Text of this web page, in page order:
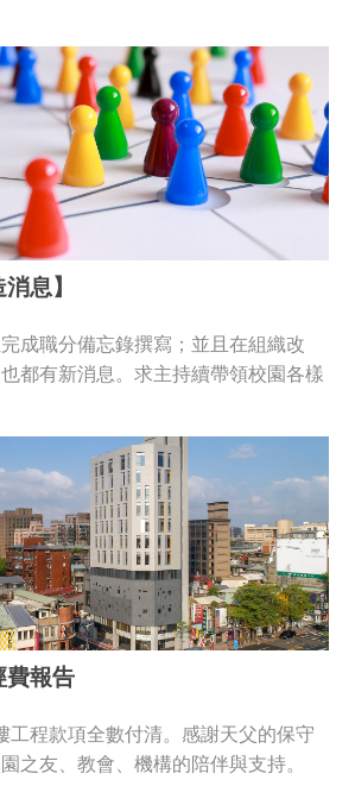
息】
成職分備忘錄撰寫；並且在組織改
都有新消息。求主持續帶領校園各樣
費報告
工程款項全數付清。感謝天父的保守
之友、教會、機構的陪伴與支持。